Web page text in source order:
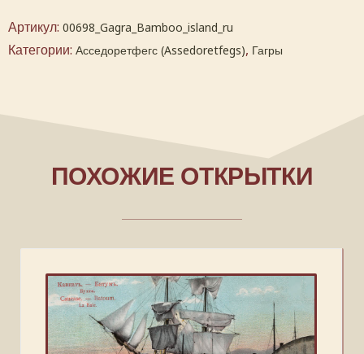
Артикул: 00698_Gagra_Bamboo_island_ru
Категории: Асседоретфегс (Assedoretfegs), Гагры
ПОХОЖИЕ ОТКРЫТКИ